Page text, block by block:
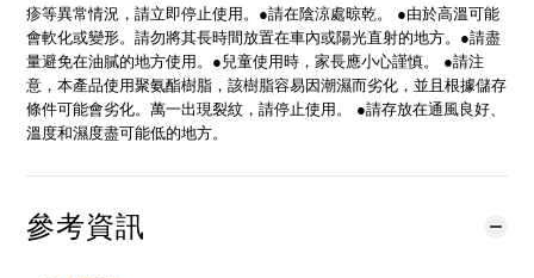
疹等異常情況，請立即停止使用。●請在陰涼處晾乾。 ●由於高溫可能
會軟化或變形。請勿將其長時間放置在車內或陽光直射的地方。●請盡
量避免在油膩的地方使用。●兒童使用時，家長應小心謹慎。 ●請注
意，本產品使用聚氨酯樹脂，該樹脂容易因潮濕而劣化，並且根據儲存
條件可能會劣化。萬一出現裂紋，請停止使用。 ●請存放在通風良好、
溫度和濕度盡可能低的地方。
參考資訊